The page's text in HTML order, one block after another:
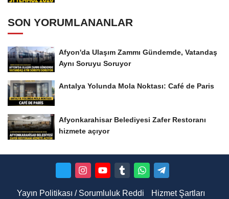
SON YORUMLANANLAR
Afyon'da Ulaşım Zammı Gündemde, Vatandaş
Aynı Soruyu Soruyor
Antalya Yolunda Mola Noktası: Café de Paris
Afyonkarahisar Belediyesi Zafer Restoranı
hizmete açıyor
Yayın Politikası / Sorumluluk Reddi Hizmet Şartları